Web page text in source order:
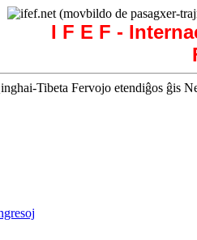
I F E F -
Tibeta Fervojo etendiĝos ĝis